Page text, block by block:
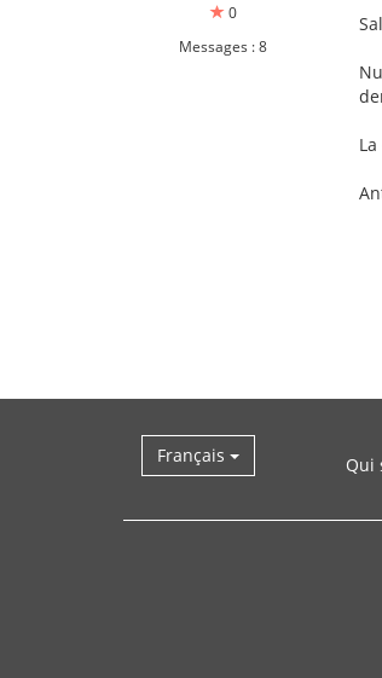
0
Messages : 8
Français Qui